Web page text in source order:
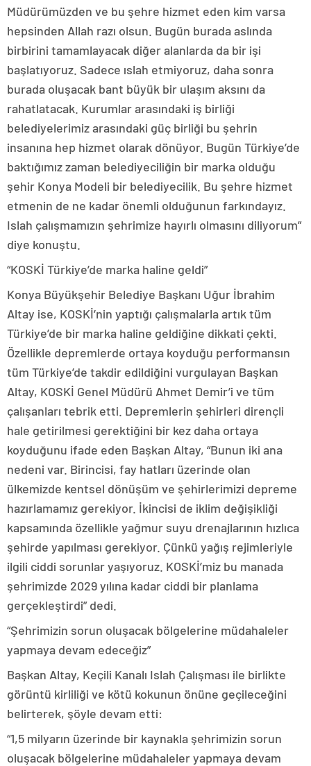
Müdürümüzden ve bu şehre hizmet eden kim varsa
hepsinden Allah razı olsun. Bugün burada aslında
birbirini tamamlayacak diğer alanlarda da bir işi
başlatıyoruz. Sadece ıslah etmiyoruz, daha sonra
burada oluşacak bant büyük bir ulaşım aksını da
rahatlatacak. Kurumlar arasındaki iş birliği
belediyelerimiz arasındaki güç birliği bu şehrin
insanına hep hizmet olarak dönüyor. Bugün Türkiye’de
baktığımız zaman belediyeciliğin bir marka olduğu
şehir Konya Modeli bir belediyecilik. Bu şehre hizmet
etmenin de ne kadar önemli olduğunun farkındayız.
Islah çalışmamızın şehrimize hayırlı olmasını diliyorum”
diye konuştu.
“KOSKİ Türkiye’de marka haline geldi”
Konya Büyükşehir Belediye Başkanı Uğur İbrahim
Altay ise, KOSKİ’nin yaptığı çalışmalarla artık tüm
Türkiye’de bir marka haline geldiğine dikkati çekti.
Özellikle depremlerde ortaya koyduğu performansın
tüm Türkiye’de takdir edildiğini vurgulayan Başkan
Altay, KOSKİ Genel Müdürü Ahmet Demir’i ve tüm
çalışanları tebrik etti. Depremlerin şehirleri dirençli
hale getirilmesi gerektiğini bir kez daha ortaya
koyduğunu ifade eden Başkan Altay, “Bunun iki ana
nedeni var. Birincisi, fay hatları üzerinde olan
ülkemizde kentsel dönüşüm ve şehirlerimizi depreme
hazırlamamız gerekiyor. İkincisi de iklim değişikliği
kapsamında özellikle yağmur suyu drenajlarının hızlıca
şehirde yapılması gerekiyor. Çünkü yağış rejimleriyle
ilgili ciddi sorunlar yaşıyoruz. KOSKİ’miz bu manada
şehrimizde 2029 yılına kadar ciddi bir planlama
gerçekleştirdi” dedi.
“Şehrimizin sorun oluşacak bölgelerine müdahaleler
yapmaya devam edeceğiz”
Başkan Altay, Keçili Kanalı Islah Çalışması ile birlikte
görüntü kirliliği ve kötü kokunun önüne geçileceğini
belirterek, şöyle devam etti:
“1,5 milyarın üzerinde bir kaynakla şehrimizin sorun
oluşacak bölgelerine müdahaleler yapmaya devam